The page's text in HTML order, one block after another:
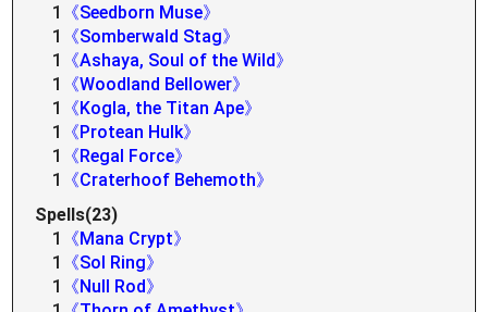
1
《Seedborn Muse》
1
《Somberwald Stag》
1
《Ashaya, Soul of the Wild》
1
《Woodland Bellower》
1
《Kogla, the Titan Ape》
1
《Protean Hulk》
1
《Regal Force》
1
《Craterhoof Behemoth》
Spells(23)
1
《Mana Crypt》
1
《Sol Ring》
1
《Null Rod》